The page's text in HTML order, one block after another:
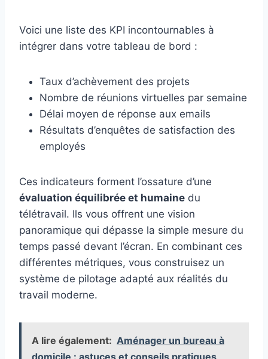
Voici une liste des KPI incontournables à
intégrer dans votre tableau de bord :
Taux d’achèvement des projets
Nombre de réunions virtuelles par semaine
Délai moyen de réponse aux emails
Résultats d’enquêtes de satisfaction des
employés
Ces indicateurs forment l’ossature d’une
évaluation équilibrée et humaine du
télétravail. Ils vous offrent une vision
panoramique qui dépasse la simple mesure du
temps passé devant l’écran. En combinant ces
différentes métriques, vous construisez un
système de pilotage adapté aux réalités du
travail moderne.
A lire également: Aménager un bureau à
domicile : astuces et conseils pratiques